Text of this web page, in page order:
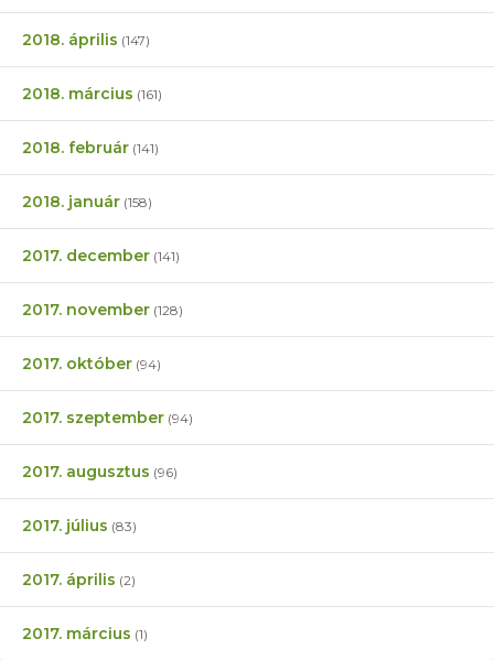
2018. április (147)
2018. március (161)
2018. február (141)
2018. január (158)
2017. december (141)
2017. november (128)
2017. október (94)
2017. szeptember (94)
2017. augusztus (96)
2017. július (83)
2017. április (2)
2017. március (1)